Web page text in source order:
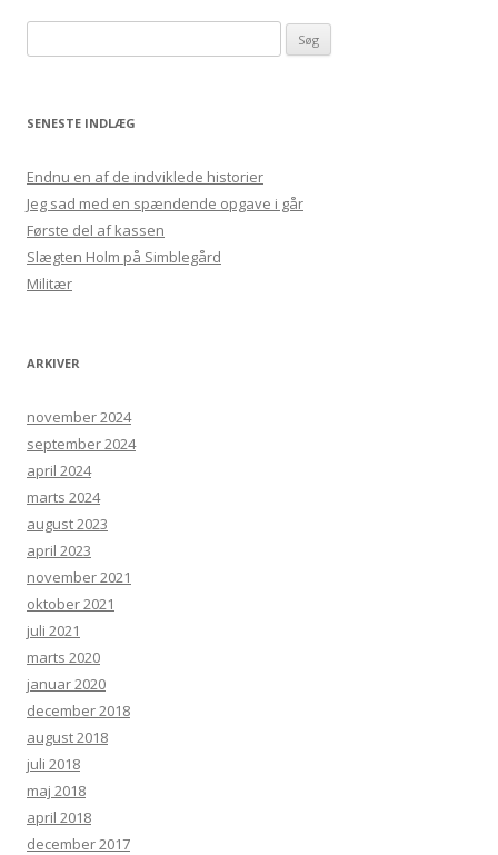
SENESTE INDLÆG
Endnu en af de indviklede historier
Jeg sad med en spændende opgave i går
Første del af kassen
Slægten Holm på Simblegård
Militær
ARKIVER
november 2024
september 2024
april 2024
marts 2024
august 2023
april 2023
november 2021
oktober 2021
juli 2021
marts 2020
januar 2020
december 2018
august 2018
juli 2018
maj 2018
april 2018
december 2017